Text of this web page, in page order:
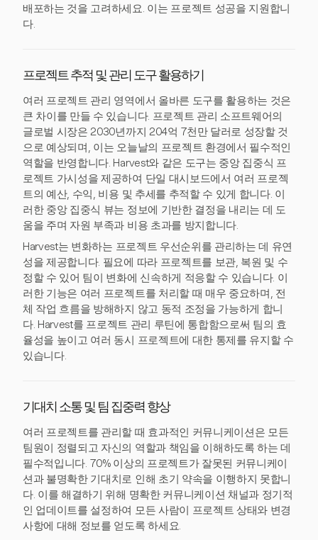
배포하는 것을 고려하세요. 이는 프로젝트 성공을 지원합니
다.
프로젝트 추적 및 관리 도구 활용하기
여러 프로젝트 관리 영역에서 올바른 도구를 활용하는 것은
큰 차이를 만들 수 있습니다. 프로젝트 관리 소프트웨어의
글로벌 시장은 2030년까지 204억 7천만 달러로 성장할 것
으로 예상되며, 이는 오늘날의 프로젝트 환경에서 필수적인
역할을 반영합니다. Harvest와 같은 도구는 중앙 집중식 프
로젝트 가시성을 제공하여 단일 대시보드에서 여러 프로젝
트의 예산, 수익, 비용 및 추세를 추적할 수 있게 합니다. 이
러한 중앙 집중식 뷰는 정보에 기반한 결정을 내리는 데 도
움을 주며 자원 부족과 비용 초과를 방지합니다.
Harvest는 변화하는 프로젝트 우선순위를 관리하는 데 유연
성을 제공합니다. 필요에 따라 프로젝트를 보관, 복원 및 수
정할 수 있어 팀이 변화에 신속하게 적응할 수 있습니다. 이
러한 기능은 여러 프로젝트를 처리할 때 매우 중요하며, 전
체 작업 흐름을 방해하지 않고 동적 조정을 가능하게 합니
다. Harvest를 프로젝트 관리 루틴에 통합함으로써 팀의 효
율성을 높이고 여러 동시 프로젝트에 대한 통제를 유지할 수
있습니다.
기대치 소통 및 팀 집중력 향상
여러 프로젝트를 관리할 때 효과적인 커뮤니케이션은 모든
팀원이 정렬되고 자신의 역할과 책임을 이해하도록 하는 데
필수적입니다. 70% 이상의 프로젝트가 잘못된 커뮤니케이
션과 불명확한 기대치로 인해 초기 약속을 이행하지 못합니
다. 이를 해결하기 위해 명확한 커뮤니케이션 채널과 정기적
인 업데이트를 설정하여 모든 사람이 프로젝트 상태와 변경
사항에 대해 정보를 얻도록 하세요.